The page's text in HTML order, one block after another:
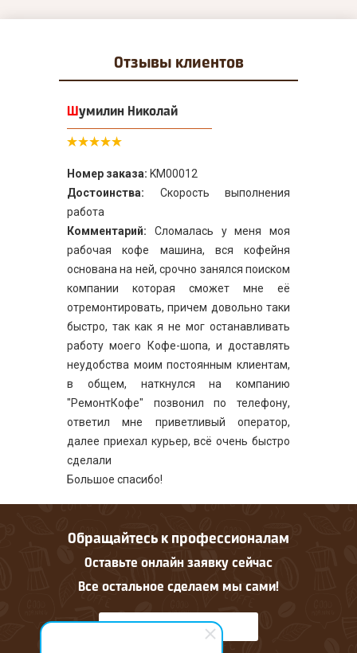
Отзывы клиентов
Шумилин Николай
Номер заказа: KM00012
Достоинства: Скорость выполнения
работа
Комментарий: Сломалась у меня моя
рабочая кофе машина, вся кофейня
основана на ней, срочно занялся поиском
компании которая сможет мне её
отремонтировать, причем довольно таки
быстро, так как я не мог останавливать
работу моего Кофе-шопа, и доставлять
неудобства моим постоянным клиентам,
в общем, наткнулся на компанию
"РемонтКофе" позвонил по телефону,
ответил мне приветливый оператор,
далее приехал курьер, всё очень быстро
сделали
Большое спасибо!
Обращайтесь к профессионалам
Оставьте онлайн заявку сейчас
Все остальное сделаем мы сами!